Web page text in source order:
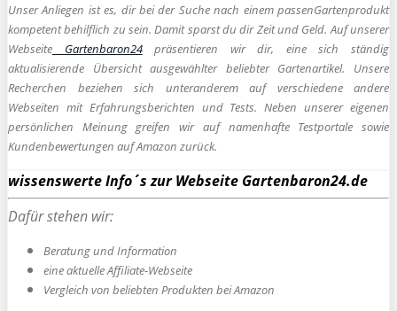
Unser Anliegen ist es, dir bei der Suche nach einem passenGartenprodukt
kompetent behilflich zu sein.Damit sparst du dir Zeit und Geld. Auf unserer
Webseite Gartenbaron24präsentieren wir dir, eine sich ständig
aktualisierende Übersicht ausgewählter beliebter Gartenartikel. Unsere
Recherchen beziehen sich unteranderem auf verschiedene andere
Webseiten mit Erfahrungsberichten und Tests. Neben unserer eigenen
persönlichen Meinung greifen wir auf namenhafte Testportale sowie
Kundenbewertungen auf Amazon zurück.
wissenswerte Info´s zur Webseite Gartenbaron24.de
Dafür stehen wir:
Beratung und Information
eine aktuelle Affiliate-Webseite
Vergleich von beliebten Produkten bei Amazon